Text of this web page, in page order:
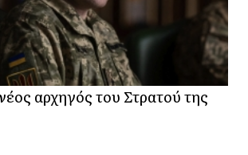
αρχηγός του Στρατού της